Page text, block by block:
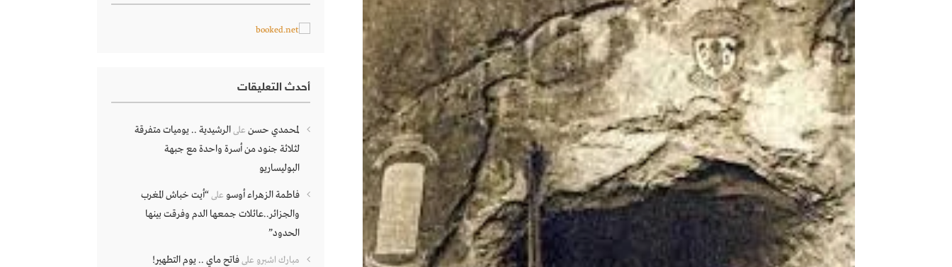
أحدث التعليقات
لمحمدي حسن علىالرشيدية .. يوميات متفرقة
لثلاثة جنود من أسرة واحدة مع جبهة
البوليساريو
فاطمة الزهراء أوسو على“أيت خباش المغرب
والجزائر..عائلات جمعها الدم وفرقت بينها
الحدود”
مبارك اشبرو علىفاتح ماي .. يوم التطهير!